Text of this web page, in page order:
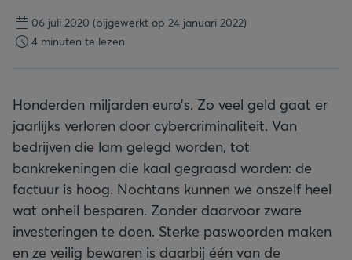
06 juli 2020 (bijgewerkt op 24 januari 2022)
4 minuten te lezen
Honderden miljarden euro’s. Zo veel geld gaat er
jaarlijks verloren door cybercriminaliteit. Van
bedrijven die lam gelegd worden, tot
bankrekeningen die kaal gegraasd worden: de
factuur is hoog. Nochtans kunnen we onszelf heel
wat onheil besparen. Zonder daarvoor zware
investeringen te doen. Sterke paswoorden maken
en ze veilig bewaren is daarbij één van de